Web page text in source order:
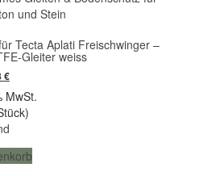
Tecta Aplati Freischwinger –
Gleiter weiss
€
€Aktueller
ist:
17,68 €.
MwSt.